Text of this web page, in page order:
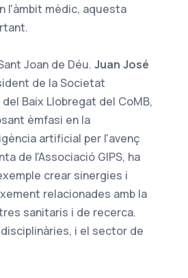
l'àmbit mèdic, aquesta
Joan de Déu. Juan José
de la Societat
Baix Llobregat del CoMB,
èmfasi en la
artificial per l'avenç
de l'Associació GIPS, ha
crear sinergies i
relacionades amb la
sanitaris i de recerca.
i el sector de